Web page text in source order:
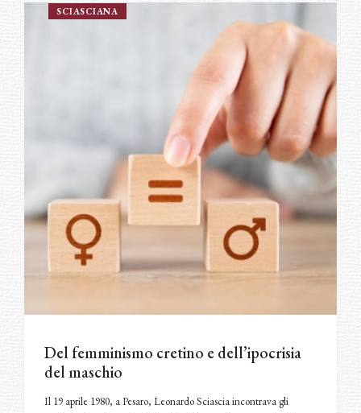
SCIASCIANA
Del femminismo cretino e dell’ipocrisia
del maschio
Il 19 aprile 1980, a Pesaro, Leonardo Sciascia incontrava gli